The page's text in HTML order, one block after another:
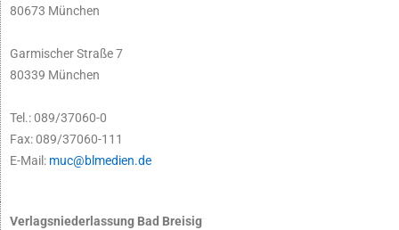
80673 München
Garmischer Straße 7
80339 München
Tel.: 089/37060-0
Fax: 089/37060-111
E-Mail: muc@blmedien.de
Verlagsniederlassung Bad Breisig